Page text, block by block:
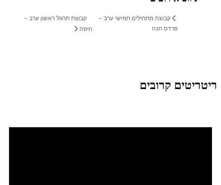
קבוצת מתחילים חמישי ערב –
פרדס חנה
קבוצת תרגול ראשון ערב –
חיפה
ריטריטים קרובים